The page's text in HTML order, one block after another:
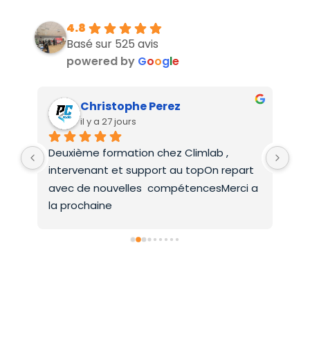
4.8
Basé sur 525 avis
powered by Google
Christophe Perez
il y a 27 jours
Deuxième formation chez Climlab ,
intervenant et support au topOn repart
avec de nouvelles  compétencesMerci a
la prochaine